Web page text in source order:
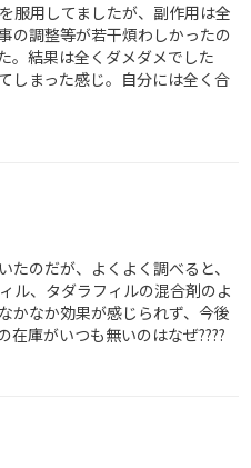
服用してましたが、副作用は全
の調整等が若干煩わしかったの
。結果は全くダメダメでした
しまった感じ。自分には全く合
のだが、よくよく調べると、
ル、タダラフィルの混合剤のよ
かなか効果が感じられず、今後
在庫がいつも無いのはなぜ????